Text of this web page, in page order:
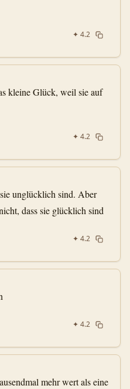
✦ 4.2
kleine Glück, weil sie auf
✦ 4.2
unglücklich sind. Aber
dass sie glücklich sind
✦ 4.2
✦ 4.2
mehr wert als eine